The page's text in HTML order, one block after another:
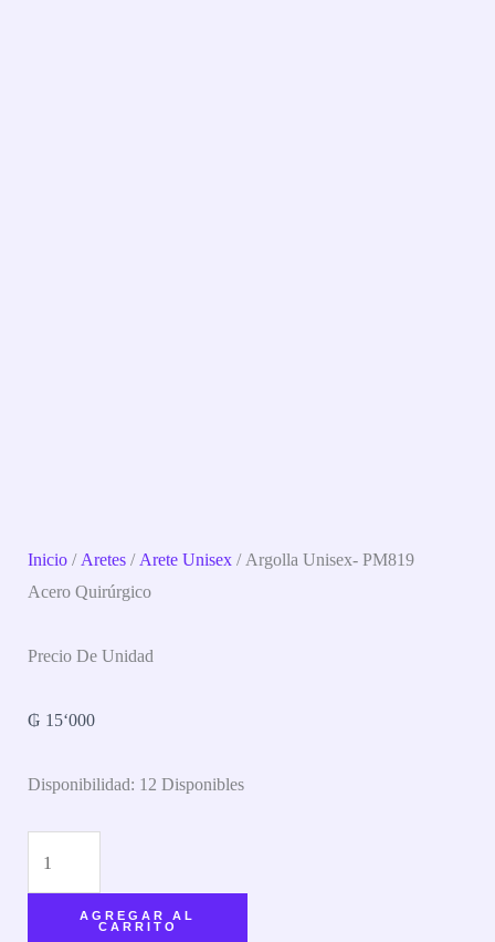
Inicio /Aretes /Arete Unisex / Argolla Unisex- PM819
Acero Quirúrgico
Precio De Unidad
₲ 15‘000
Disponibilidad: 12 Disponibles
AGREGAR AL
CARRITO